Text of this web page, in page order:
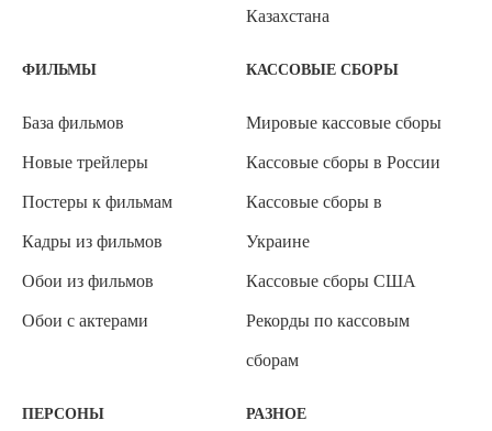
Казахстана
ФИЛЬМЫ
База фильмов
Новые трейлеры
Постеры к фильмам
Кадры из фильмов
Обои из фильмов
Обои с актерами
КАССОВЫЕ СБОРЫ
Мировые кассовые сборы
Кассовые сборы в России
Кассовые сборы в
Украине
Кассовые сборы США
Рекорды по кассовым
сборам
ПЕРСОНЫ РАЗНОЕ